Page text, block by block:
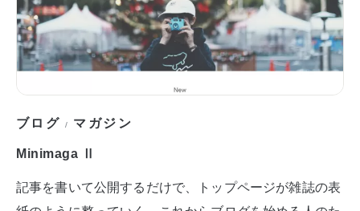
ブログ / マガジン
Minimaga Ⅱ
記事を書いて公開するだけで、トップページが雑誌の表